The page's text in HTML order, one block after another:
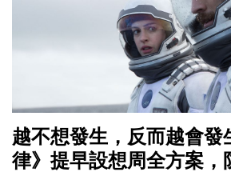
越不想發生，反而越會發
律》提早設想周全方案，